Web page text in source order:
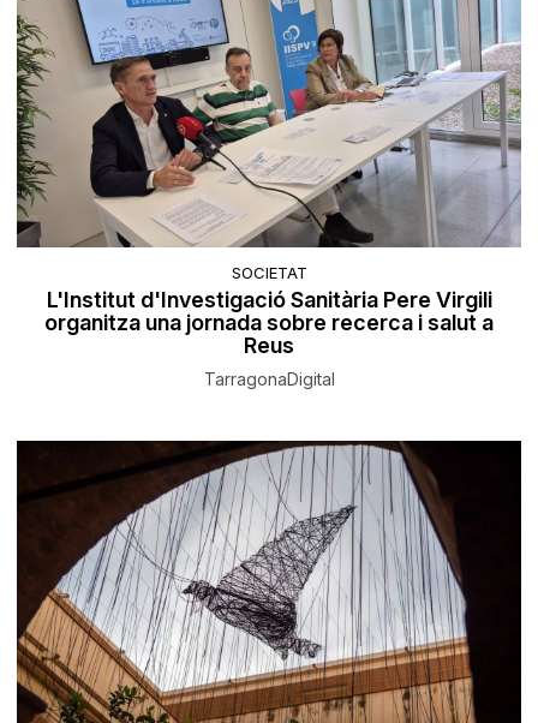
SOCIETAT
L'Institut d'Investigació Sanitària Pere Virgili
organitza una jornada sobre recerca i salut a
Reus
TarragonaDigital